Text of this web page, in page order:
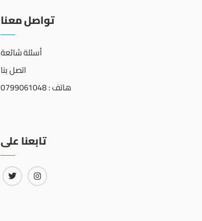
تواصل معنا
أسئلة شائعة
اتصل بنا
هاتف : 0799061048
تابعنا على